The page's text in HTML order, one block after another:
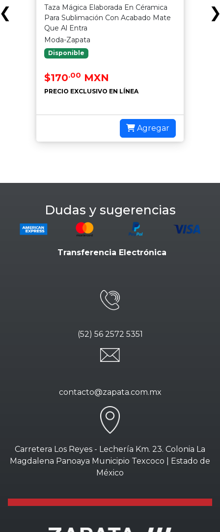
Taza Mágica Elaborada En Céramica
Para Sublimación Con Acabado Mate
Que Al Entra
Moda-Zapata
Disponible
$170 .00 MXN
PRECIO EXCLUSIVO EN LÍNEA
Agregar
Dudas y sugerencias
Transferencia Electrónica
(52) 56 2572 5351
contacto@zapata.com.mx
Carretera Los Reyes - Lechería Km. 23. Colonia La
Magdalena Panoaya Municipio Texcoco | Estado de
México